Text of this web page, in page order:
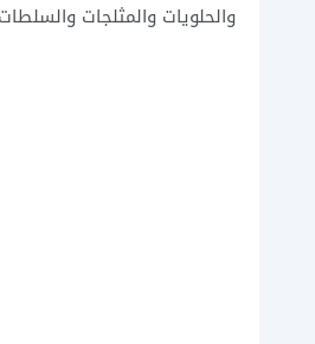
والحلويات والمثلجات